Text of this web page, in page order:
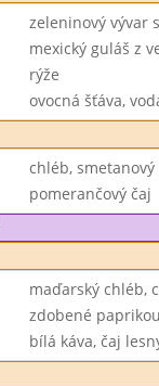
zeleninový vývar
mexický guláš z
rýže
ovocná šťáva,
chléb,
pomerančový čaj
maďarský chléb,
zdobené
bílá káva, čaj